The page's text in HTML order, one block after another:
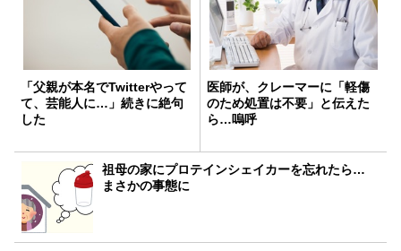
「父親が本名でTwitterやって
て、芸能人に…」続きに絶句
した
医師が、クレーマーに「軽傷
のため処置は不要」と伝えた
ら…嗚呼
祖母の家にプロテインシェイカーを忘れたら…
まさかの事態に